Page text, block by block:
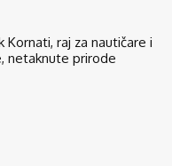
Kornati, raj za nautičare i
netaknute prirode